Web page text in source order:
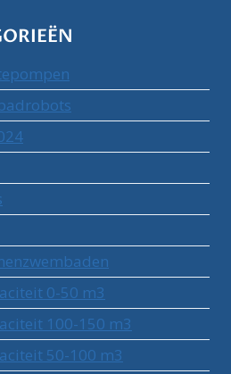
0-50 m3
100-150 m3
50-100 m3